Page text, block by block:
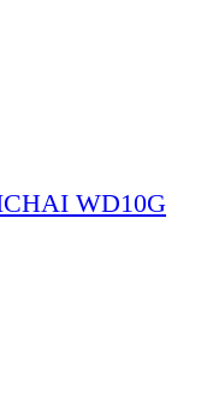
WD10G